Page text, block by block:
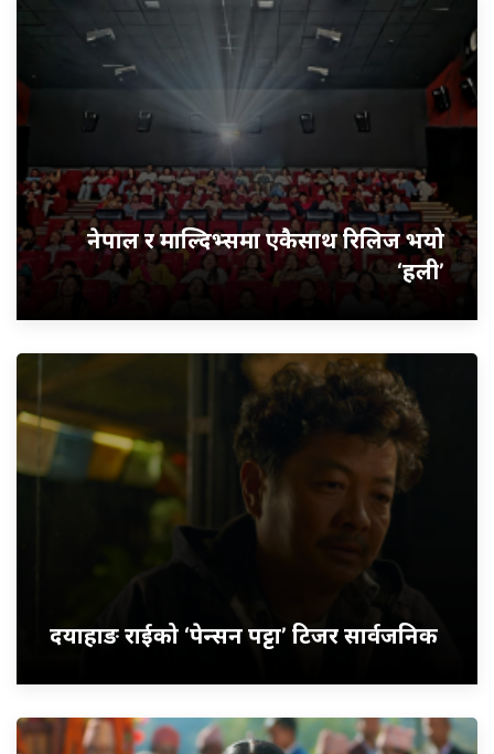
नेपाल र माल्दिभ्समा एकैसाथ रिलिज भयो
‘हली’
दयाहाङ राईको ‘पेन्सन पट्टा’ टिजर सार्वजनिक